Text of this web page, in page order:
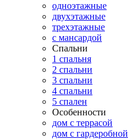
одноэтажные
двухэтажные
трехэтажные
с мансардой
Спальни
1 спальня
2 спальни
3 спальни
4 спальни
5 спален
Особенности
дом с террасой
дом с гардеробной